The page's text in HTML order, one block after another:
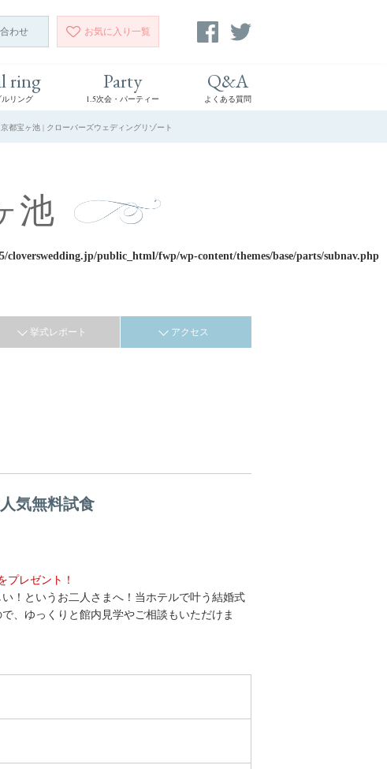
わせ お気に入り 一覧
ring
リング
Party
1.5次会・パーティー
Q&A
よくある質問
都宝ヶ池 | クローバーズウェディングリゾート
池
cloverswedding.jp/public_html/fwp/wp-content/themes/base/parts/subnav.php
挙式レポート アクセス
気無料試食
プレゼント！
！というお二人さまへ！当ホテルで叶う結婚式
、ゆっくりと館内見学やご相談もいただけま